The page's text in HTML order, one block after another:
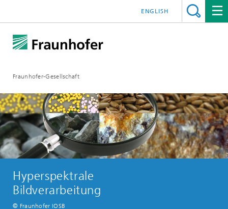
Fraunhofer-Gesellschaft
ENGLISH
Hyperspektrale
Bildverarbeitung
© Fraunhofer IOSB